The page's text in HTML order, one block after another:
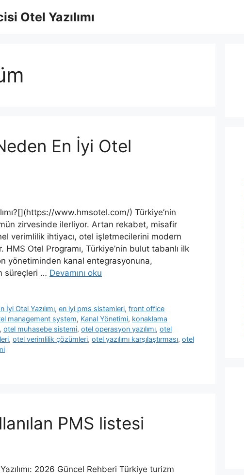
Otel Yazılımı
En İyi Otel
www.hmsotel.com/) Türkiye’nin
zirvesinde ilerliyor. Artan rekabet, misafir
verimlilik ihtiyacı, otel işletmecilerini modern
Otel Programı, Türkiye’nin bulut tabanlı ilk
yönetiminden kanal entegrasyonuna,
süreçleri … Devamını oku
İyi Otel Yazılımı,en iyi pms sistemleri,front office
management system, Kanal Yönetimi, konaklama
, otel muhasebe sistemi, otel operasyon yazılımı, otel
, otel verimlilik çözümleri, otel yazılımı karşılaştırması, otel
PMS listesi
2026 Güncel Rehberi Türkiye turizm